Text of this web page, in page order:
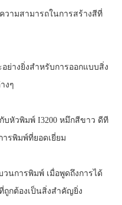
วามสามารถในการสร้างสีที่
ย่างยิ่งสำหรับการออกแบบสิ่ง
งๆ
บหัวพิมพ์ I3200 หมึกสีขาว ดีที
รพิมพ์ที่ยอดเยี่ยม
นการพิมพ์ เมื่อพูดถึงการได้
กต้องเป็นสิ่งสำคัญยิ่ง